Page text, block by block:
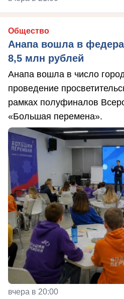
Общество
Анапа вошла в
8,5 млн рублей
Анапа вошла в число
проведение
рамках полуфиналов
«Большая перемена».
вчера в 20:00